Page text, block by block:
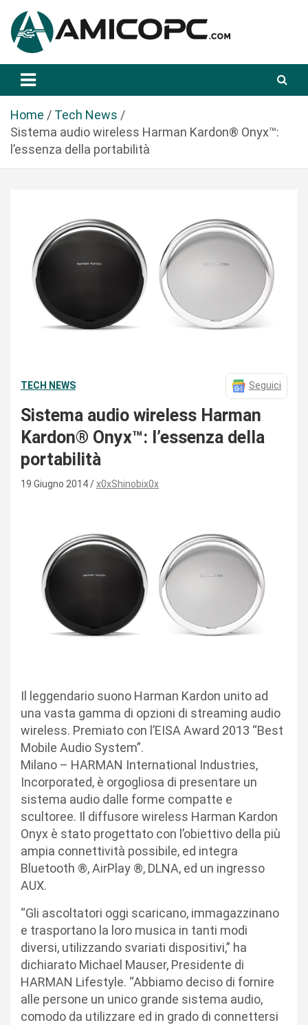
a
Amicopc.com
Home
Tech News
Sistema audio wireless Harman Kardon® Onyx™:
l’essenza della portabilità
TECH NEWS Seguici
Sistema audio wireless Harman
Kardon® Onyx™: l’essenza della
portabilità
19 Giugno 2014 x0xShinobix0x
Il leggendario suono Harman Kardon unito ad
una vasta gamma di opzioni di streaming audio
wireless. Premiato con l’EISA Award 2013 “Best
Mobile Audio System”.
Milano – HARMAN International Industries,
Incorporated, è orgogliosa di presentare un
sistema audio dalle forme compatte e
scultoree. Il diffusore wireless Harman Kardon
Onyx è stato progettato con l’obiettivo della più
ampia connettività possibile, ed integra
Bluetooth ®, AirPlay ®, DLNA, ed un ingresso
AUX.
“Gli ascoltatori oggi scaricano, immagazzinano
e trasportano la loro musica in tanti modi
diversi, utilizzando svariati dispositivi,” ha
dichiarato Michael Mauser, Presidente di
HARMAN Lifestyle. “Abbiamo deciso di fornire
alle persone un unico grande sistema audio,
comodo da utilizzare ed in grado di connettersi